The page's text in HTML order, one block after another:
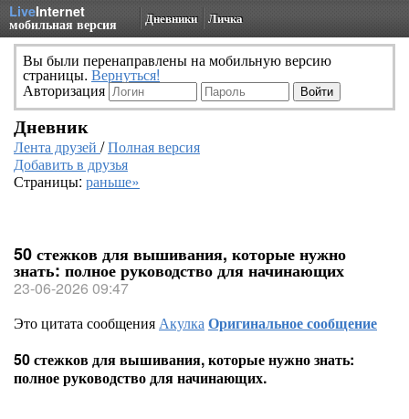
LiveInternet
мобильная версия Дневники Личка
Вы были перенаправлены на мобильную версию
страницы. Вернуться!
Авторизация
Дневник
Лента друзей /Полная версия
Добавить в друзья
Страницы: раньше»
50 стежков для вышивания, которые нужно
знать: полное руководство для начинающих
23-06-2026 09:47
Это цитата сообщенияАкулкаОригинальное сообщение
50 стежков для вышивания, которые нужно знать:
полное руководство для начинающих.